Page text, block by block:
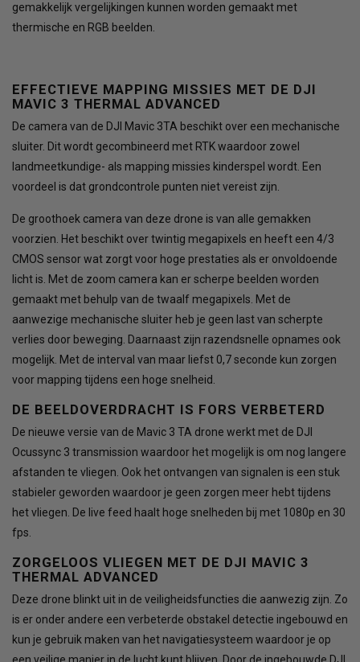
gemakkelijk vergelijkingen kunnen worden gemaakt met
thermische en RGB beelden.
EFFECTIEVE MAPPING MISSIES MET DE DJI
MAVIC 3 THERMAL ADVANCED
De camera van de DJI Mavic 3TA beschikt over een mechanische
sluiter. Dit wordt gecombineerd met RTK waardoor zowel
landmeetkundige- als mapping missies kinderspel wordt. Een
voordeel is dat grondcontrole punten niet vereist zijn.
De groothoek camera van deze drone is van alle gemakken
voorzien. Het beschikt over twintig megapixels en heeft een 4/3
CMOS sensor wat zorgt voor hoge prestaties als er onvoldoende
licht is. Met de zoom camera kan er scherpe beelden worden
gemaakt met behulp van de twaalf megapixels. Met de
aanwezige mechanische sluiter heb je geen last van scherpte
verlies door beweging. Daarnaast zijn razendsnelle opnames ook
mogelijk. Met de interval van maar liefst 0,7 seconde kun zorgen
voor mapping tijdens een hoge snelheid.
DE BEELDOVERDRACHT IS FORS VERBETERD
De nieuwe versie van de Mavic 3 TA drone werkt met de DJI
Ocussync 3 transmission waardoor het mogelijk is om nog langere
afstanden te vliegen. Ook het ontvangen van signalen is een stuk
stabieler geworden waardoor je geen zorgen meer hebt tijdens
het vliegen. De live feed haalt hoge snelheden bij met 1080p en 30
fps.
ZORGELOOS VLIEGEN MET DE DJI MAVIC 3
THERMAL ADVANCED
Deze drone blinkt uit in de veiligheidsfuncties die aanwezig zijn. Zo
is er onder andere een verbeterde obstakel detectie ingebouwd en
kun je gebruik maken van het navigatiesysteem waardoor je op